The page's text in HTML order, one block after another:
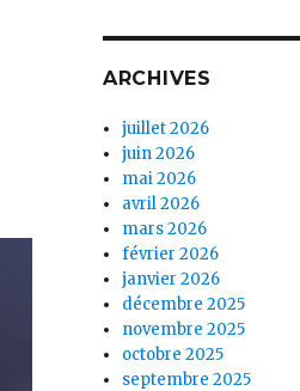
ARCHIVES
juillet 2026
juin 2026
mai 2026
avril 2026
mars 2026
février 2026
janvier 2026
décembre 2025
novembre 2025
octobre 2025
septembre 2025